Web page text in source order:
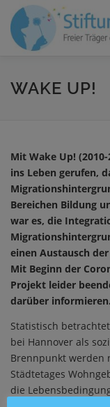
Zum
Inhalt
springen
VEREIN
WAKE UP!
Mit Wake Up!
ins Leben gerufen,
Bereichen Bildung
war es, die
einen Austausch
Mit Beginn der
Projekt leider
darüber informieren.
Statistisch
bei Hannover als
Brennpunkt werden
Städtetages
die